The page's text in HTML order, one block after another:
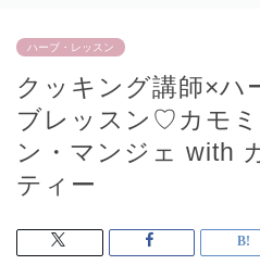
ハーブ・レッスン
クッキング講師×ハ
ブレッスン♡カモ
ン・マンジェ with
ティー